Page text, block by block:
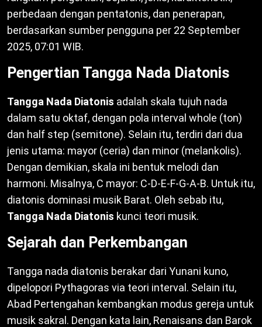
perbedaan dengan pentatonis, dan penerapan,
berdasarkan sumber pengguna per 22 September
2025, 07:01 WIB.
Pengertian Tangga Nada Diatonis
Tangga Nada Diatonis adalah skala tujuh nada
dalam satu oktaf, dengan pola interval whole (ton)
dan half step (semitone). Selain itu, terdiri dari dua
jenis utama: mayor (ceria) dan minor (melankolis).
Dengan demikian, skala ini bentuk melodi dan
harmoni. Misalnya, C mayor: C-D-E-F-G-A-B. Untuk itu,
diatonis dominasi musik Barat. Oleh sebab itu,
Tangga Nada Diatonis kunci teori musik.
Sejarah dan Perkembangan
Tangga nada diatonis berakar dari Yunani kuno,
dipelopori Pythagoras via teori interval. Selain itu,
Abad Pertengahan kembangkan modus gereja untuk
musik sakral. Dengan kata lain, Renaisans dan Barok